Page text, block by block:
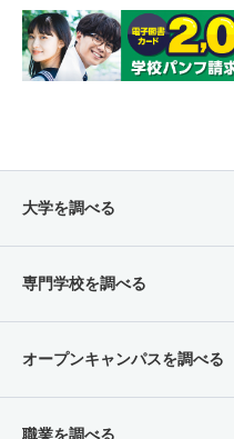
大学を調べる
専門学校を調べる
オープンキャンパスを調べる
職業を調べる